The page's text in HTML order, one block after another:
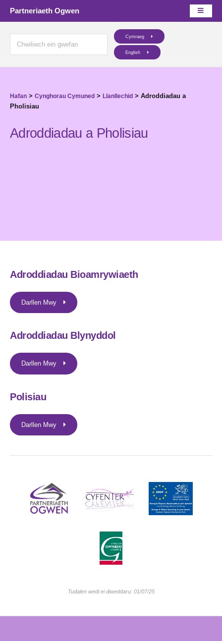
Partneriaeth Ogwen
Cymraeg
English
Hafan > Cynghorau Cymuned > Llanllechid > Adroddiadau a
Pholisiau
Adroddiadau a Pholisiau
Adroddiadau Bioamrywiaeth
Darllen Mwy
Adroddiadau Blynyddol
Darllen Mwy
Polisiau
Darllen Mwy
Tudalen wedi ei diweddaru: 01/07/25